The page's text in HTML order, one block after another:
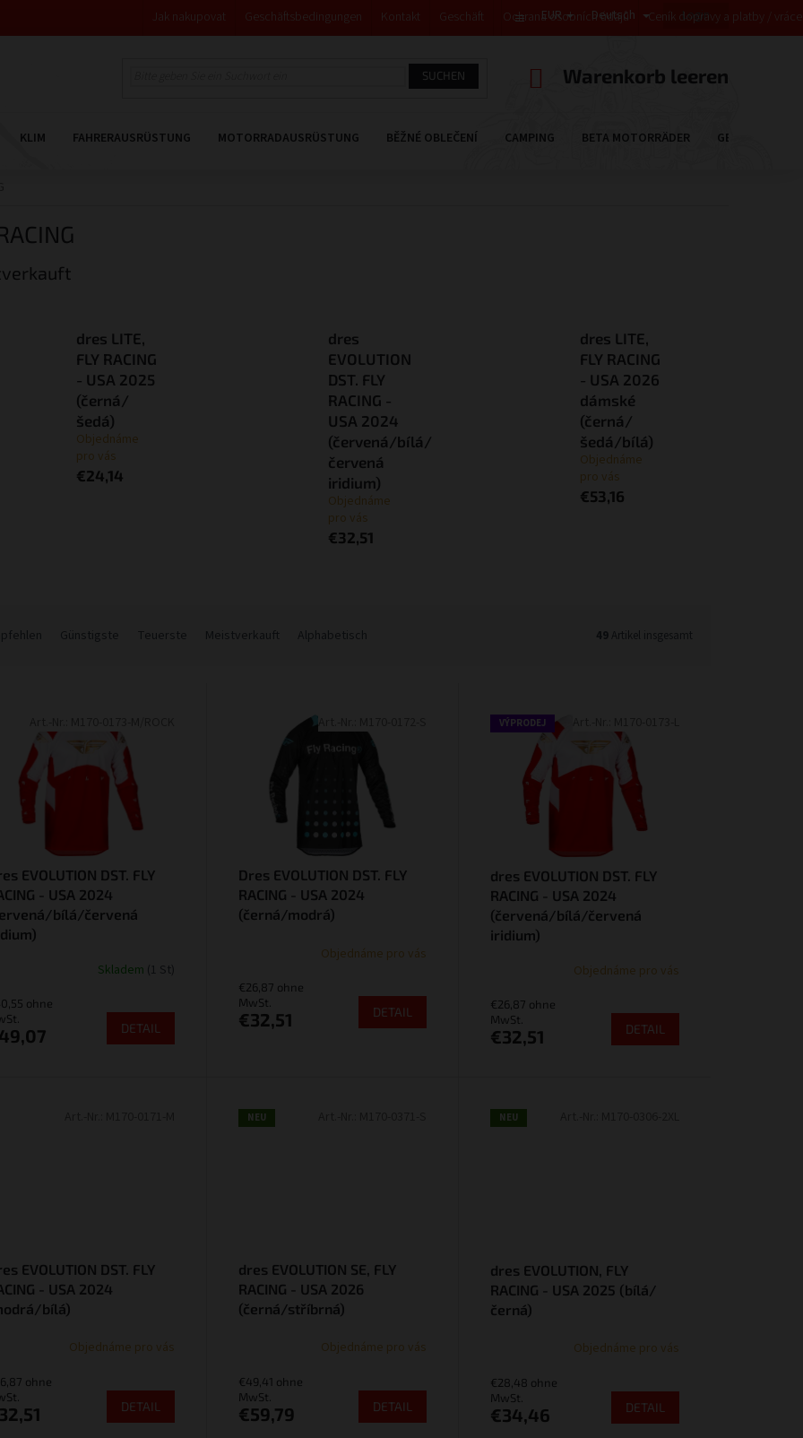
Jak nakupovat Geschäftsbedingungen Kontakt Geschäft Ochrana osobních údajů Ceník dopravy a platby /
EUR Deutsch Login
SUCHEN WARENKORB
Warenkorb leeren
KLIM FAHRERAUSRÜSTUNG MOTORRADAUSRÜSTUNG BĚŽNÉ OBLEČENÍ CAMPING BETA MOTORRÄDER
dres LITE,
FLY RACING
- USA 2025
(černá/
šedá)
Objednáme
pro vás
€24,14
dres
EVOLUTION
DST. FLY
RACING -
USA 2024
(červená/bílá/
červená
iridium)
Objednáme
pro vás
€32,51
dres LITE,
FLY RACING
- USA 2026
dámské
(černá/
šedá/bílá)
Objednáme
pro vás
€53,16
Günstigste Teuerste Meistverkauft Alphabetisch 49 Artikel insgesamt
EVOLUTION DST. FLY
- USA 2024
bílá/červená
Skladem (1 St)
ohne
DETAIL
Dres EVOLUTION DST. FLY
RACING - USA 2024
(černá/modrá)
Objednáme pro vás
€26,87 ohne
MwSt.
€32,51 DETAIL
Art.-Nr.: VÝPRODEJ
dres EVOLUTION DST. FLY
RACING - USA 2024
(červená/bílá/červená
iridium)
Objednáme pro vás
€26,87 ohne
MwSt.
€32,51 DETAIL
EVOLUTION DST. FLY
- USA 2024
bílá)
Objednáme pro vás
ohne
DETAIL
NEU
dres EVOLUTION SE, FLY
RACING - USA 2026
(černá/stříbrná)
Objednáme pro vás
€49,41 ohne
MwSt.
€59,79 DETAIL
NEU
dres EVOLUTION, FLY
RACING - USA 2025 (bílá/
černá)
Objednáme pro vás
€28,48 ohne
MwSt.
€34,46 DETAIL